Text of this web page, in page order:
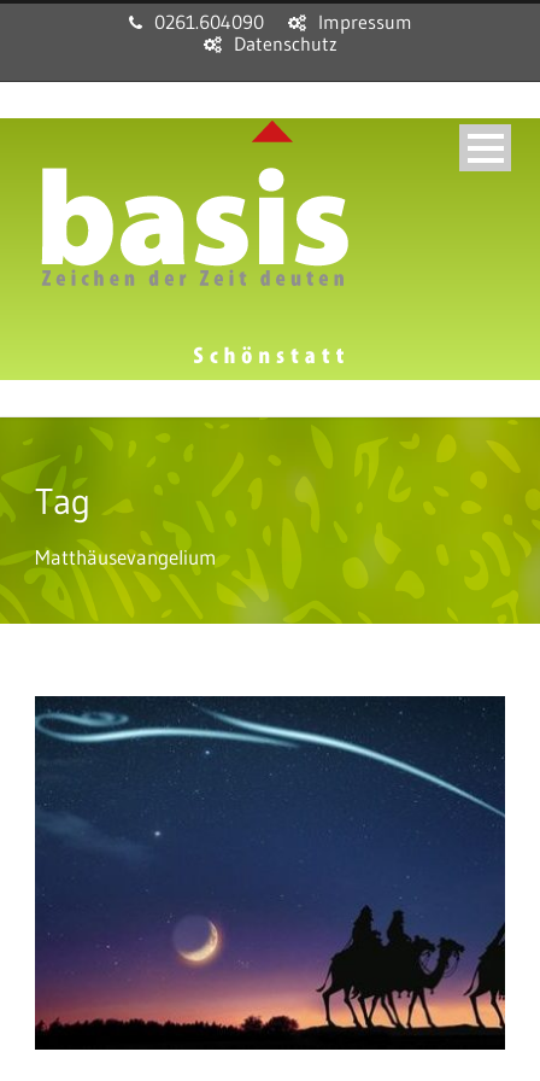
0261.604090
Impressum
Datenschutz
Tag
Matthäusevangelium